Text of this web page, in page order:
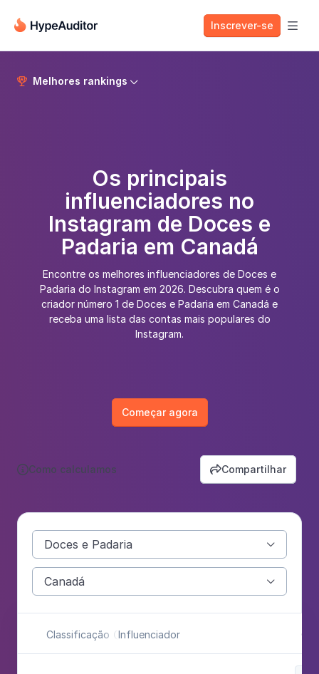
Inscrever-se 
 Melhores rankings 
Os principais
influenciadores no
Instagram de Doces e
Padaria em Canadá
Encontre os melhores influenciadores de Doces e
Padaria do Instagram em 2026. Descubra quem é o
criador número 1 de Doces e Padaria em Canadá e
receba uma lista das contas mais populares do
Instagram.
Começar agora
Como calculamos Compartilhar
Doces e Padaria 
Canadá 
Classificação Influenciador